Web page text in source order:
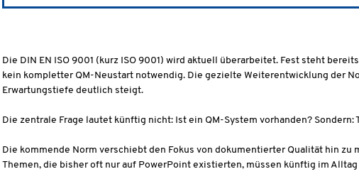
Die DIN EN ISO 9001 (kurz ISO 9001) wird aktuell überarbeitet. Fest steht
kein kompletter QM-Neustart notwendig. Die gezielte Weiterentwicklung der
Erwartungstiefe deutlich steigt.
Die zentrale Frage lautet künftig nicht: Ist ein QM-System vorhanden?
Die kommende Norm verschiebt den Fokus von dokumentierter Qualität hin
Themen, die bisher oft nur auf PowerPoint existierten, müssen künftig im